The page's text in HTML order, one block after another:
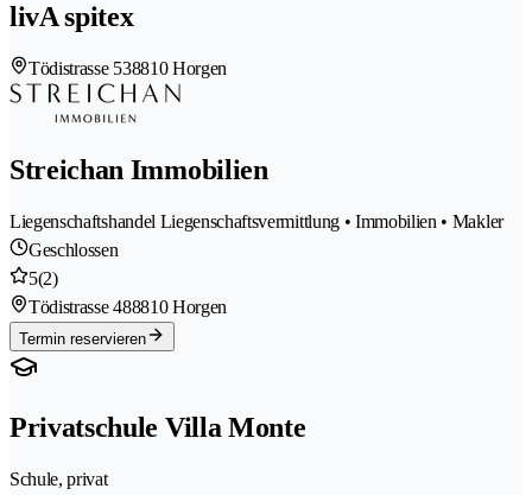
livA spitex
Tödistrasse 538810 Horgen
Streichan Immobilien
Liegenschaftshandel Liegenschaftsvermittlung • Immobilien • Makler
Geschlossen
5(2)
Tödistrasse 488810 Horgen
Termin reservieren
Privatschule Villa Monte
Schule, privat